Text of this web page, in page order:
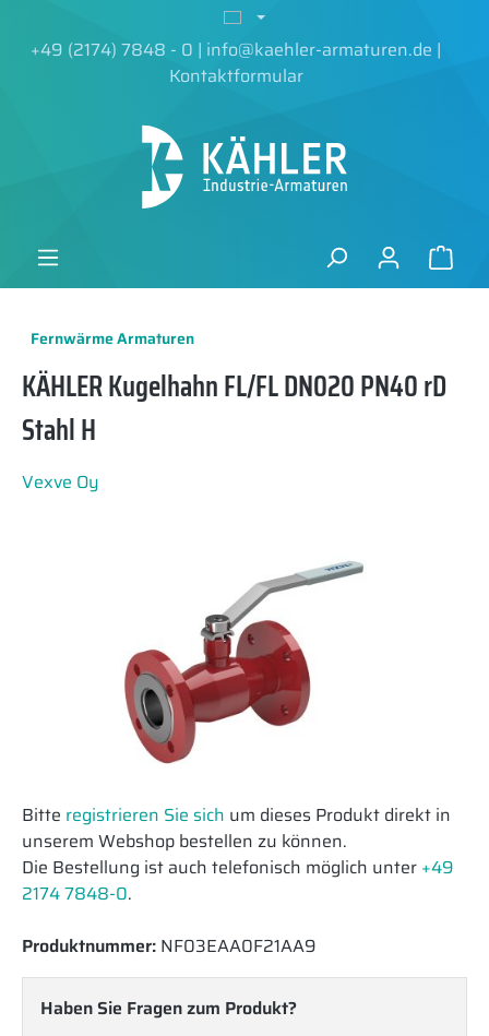
+49 (2174) 7848 - 0 | info@kaehler-armaturen.de |
Kontaktformular
Fernwärme Armaturen
KÄHLER Kugelhahn FL/FL DN020 PN40 rD
Stahl H
Vexve Oy
Bitte registrieren Sie sich um dieses Produkt direkt in
unserem Webshop bestellen zu können.
Die Bestellung ist auch telefonisch möglich unter +49
2174 7848-0.
Produktnummer: NF03EAA0F21AA9
Haben Sie Fragen zum Produkt?